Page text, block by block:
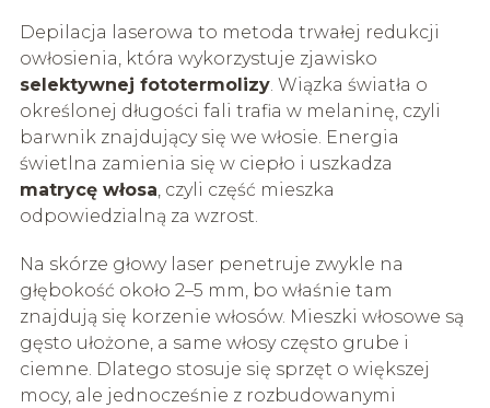
Depilacja laserowa to metoda trwałej redukcji
owłosienia, która wykorzystuje zjawisko
selektywnej fototermolizy. Wiązka światła o
określonej długości fali trafia w melaninę, czyli
barwnik znajdujący się we włosie. Energia
świetlna zamienia się w ciepło i uszkadza
matrycę włosa, czyli część mieszka
odpowiedzialną za wzrost.
Na skórze głowy laser penetruje zwykle na
głębokość około 2–5 mm, bo właśnie tam
znajdują się korzenie włosów. Mieszki włosowe są
gęsto ułożone, a same włosy często grube i
ciemne. Dlatego stosuje się sprzęt o większej
mocy, ale jednocześnie z rozbudowanymi